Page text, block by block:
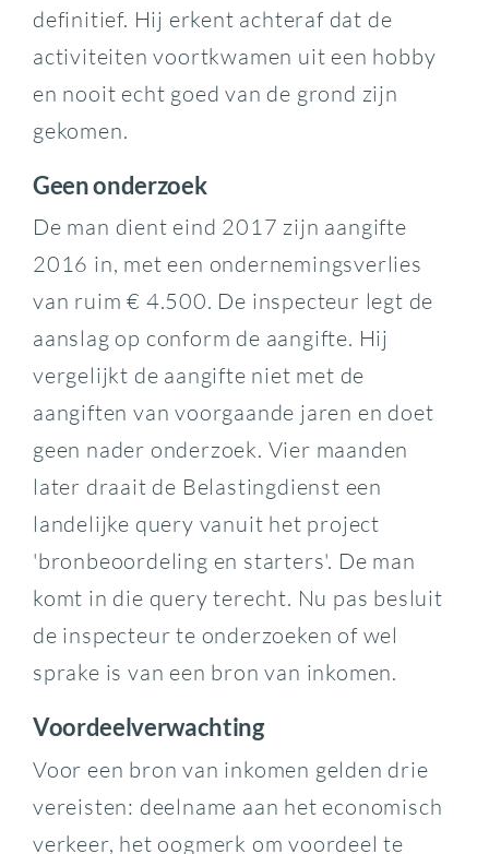
definitief. Hij erkent achteraf dat de
activiteiten voortkwamen uit een hobby
en nooit echt goed van de grond zijn
gekomen.
Geen onderzoek
De man dient eind 2017 zijn aangifte
2016 in, met een ondernemingsverlies
van ruim € 4.500. De inspecteur legt de
aanslag op conform de aangifte. Hij
vergelijkt de aangifte niet met de
aangiften van voorgaande jaren en doet
geen nader onderzoek. Vier maanden
later draait de Belastingdienst een
landelijke query vanuit het project
'bronbeoordeling en starters'. De man
komt in die query terecht. Nu pas besluit
de inspecteur te onderzoeken of wel
sprake is van een bron van inkomen.
Voordeelverwachting
Voor een bron van inkomen gelden drie
vereisten: deelname aan het economisch
verkeer, het oogmerk om voordeel te